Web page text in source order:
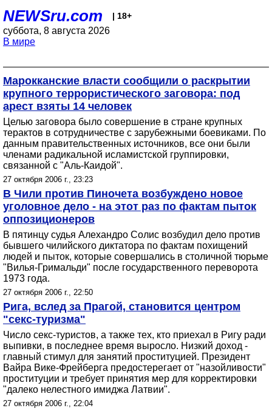
NEWSru.com | 18+
суббота, 8 августа 2026
В мире
Марокканские власти сообщили о раскрытии
крупного террористического заговора: под
арест взяты 14 человек
Целью заговора было совершение в стране крупных
терактов в сотрудничестве с зарубежными боевиками. По
данным правительственных источников, все они были
членами радикальной исламистской группировки,
связанной с "Аль-Каидой".
27 октября 2006 г., 23:23
В Чили против Пиночета возбуждено новое
уголовное дело - на этот раз по фактам пыток
оппозиционеров
В пятинцу судья Алехандро Солис возбудил дело против
бывшего чилийского диктатора по фактам похищений
людей и пыток, которые совершались в столичной тюрьме
"Вилья-Гримальди" после государственного переворота
1973 года.
27 октября 2006 г., 22:50
Рига, вслед за Прагой, становится центром
"секс-туризма"
Число секс-туристов, а также тех, кто приехал в Ригу ради
выпивки, в последнее время выросло. Низкий доход -
главный стимул для занятий проституцией. Президент
Вайра Вике-Фрейберга предостерегает от "назойливости"
проституции и требует принятия мер для корректировки
"далеко нелестного имиджа Латвии".
27 октября 2006 г., 22:04